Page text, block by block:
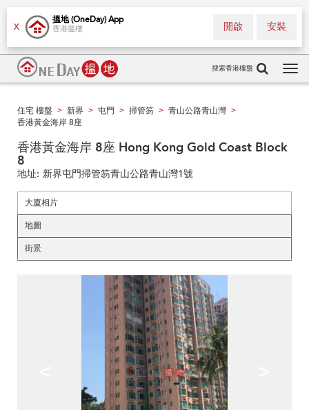
X
搵地 (OneDay) App
香港搵樓 安裝
開啟
搜索香港樓盤
住宅 樓盤 > 新界 > 屯門 > 掃管笏 > 青山公路青山灣 >
香港黃金海岸 8座
香港黃金海岸 8座 Hong Kong Gold Coast Block
8
地址: 新界屯門掃管笏青山公路青山灣1號
大廈相片
地圖
街景